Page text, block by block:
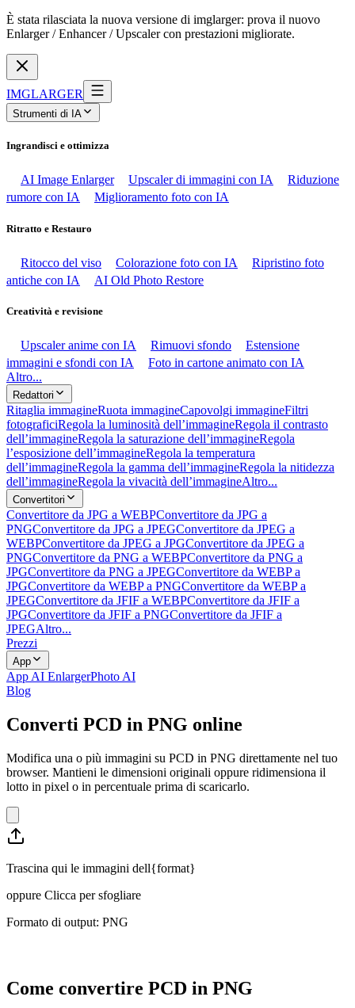
È stata rilasciata la nuova versione di imglarger: prova il nuovo
Enlarger / Enhancer / Upscaler con prestazioni migliorate.
IMGLARGER
Strumenti di IA
Ingrandisci e ottimizza
AI Image Enlarger Upscaler di immagini con IA
Riduzione
rumore con IA
Miglioramento foto con IA
Ritratto e Restauro
Ritocco del viso Colorazione foto con IA
Ripristino foto
antiche con IA
AI Old Photo Restore
Creatività e revisione
Upscaler anime con IA Rimuovi sfondo
Estensione
immagini e sfondi con IA
Foto in cartone animato con IA
Altro...
Redattori
Ritaglia immagineRuota immagineCapovolgi immagineFiltri
fotograficiRegola la luminosità dell’immagineRegola il contrasto
dell’immagineRegola la saturazione dell’immagineRegola
l’esposizione dell’immagineRegola la temperatura
dell’immagineRegola la gamma dell’immagineRegola la nitidezza
dell’immagineRegola la vivacità dell’immagineAltro...
Convertitori
Convertitore da JPG a WEBPConvertitore da JPG a
PNGConvertitore da JPG a JPEGConvertitore da JPEG a
WEBPConvertitore da JPEG a JPGConvertitore da JPEG a
PNGConvertitore da PNG a WEBPConvertitore da PNG a
JPGConvertitore da PNG a JPEGConvertitore da WEBP a
JPGConvertitore da WEBP a PNGConvertitore da WEBP a
JPEGConvertitore da JFIF a WEBPConvertitore da JFIF a
JPGConvertitore da JFIF a PNGConvertitore da JFIF a
JPEGAltro...
Prezzi
App
App AI EnlargerPhoto AI
Blog
Converti PCD in PNG online
Modifica una o più immagini su PCD in PNG direttamente nel tuo
browser. Mantieni le dimensioni originali oppure ridimensiona il
lotto in pixel o in percentuale prima di scaricarlo.
Trascina qui le immagini dell{format}
oppure Clicca per sfogliare
Formato di output: PNG
Come convertire PCD in PNG